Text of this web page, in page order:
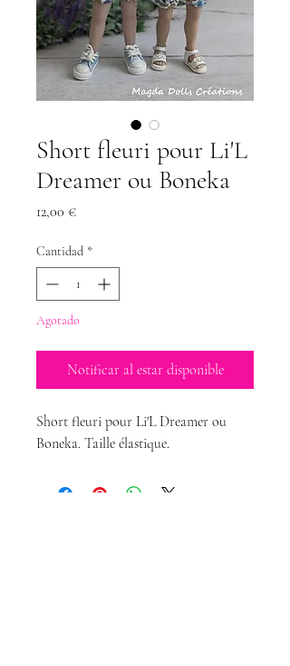
Short fleuri pour Li'L
Dreamer ou Boneka
12,00 €Precio
Cantidad *
Agotado
Notificar al estar disponible
Short fleuri pour Li'L Dreamer ou
Boneka. Taille élastique.